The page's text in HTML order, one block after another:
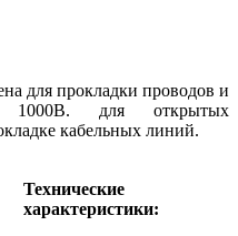
для прокладки проводов и
1000В. для открытых
кабельных линий.
Технические
характеристики: